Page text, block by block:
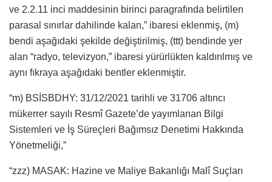
ve 2.2.11 inci maddesinin birinci paragrafında belirtilen
parasal sınırlar dahilinde kalan,” ibaresi eklenmiş, (m)
bendi aşağıdaki şekilde değiştirilmiş, (ttt) bendinde yer
alan “radyo, televizyon,” ibaresi yürürlükten kaldırılmış ve
aynı fıkraya aşağıdaki bentler eklenmiştir.
“m) BSİSBDHY: 31/12/2021 tarihli ve 31706 altıncı
mükerrer sayılı Resmî Gazete’de yayımlanan Bilgi
Sistemleri ve İş Süreçleri Bağımsız Denetimi Hakkında
Yönetmeliği,”
“zzz) MASAK: Hazine ve Maliye Bakanlığı Malî Suçları